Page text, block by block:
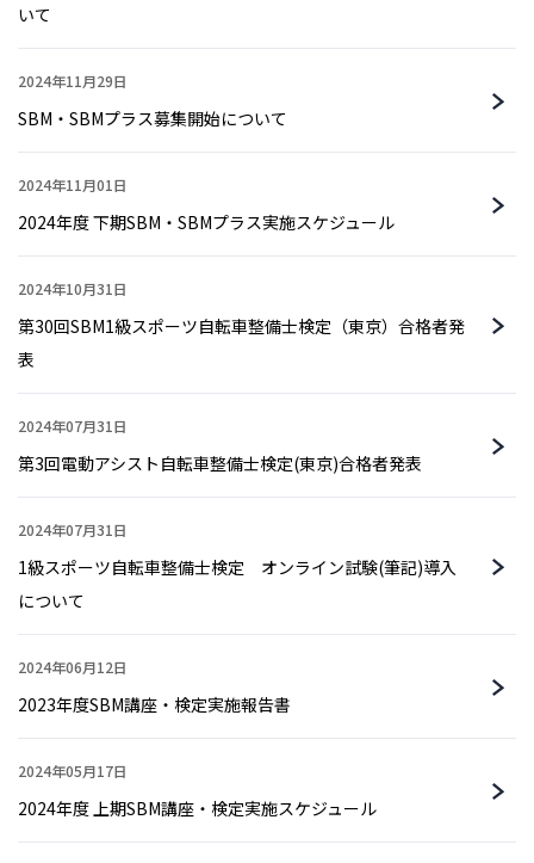
いて
2024年11月29日
SBM・SBMプラス募集開始について
2024年11月01日
2024年度 下期SBM・SBMプラス実施スケジュール
2024年10月31日
第30回SBM1級スポーツ自転車整備士検定（東京）合格者発
表
2024年07月31日
第3回電動アシスト自転車整備士検定(東京)合格者発表
2024年07月31日
1級スポーツ自転車整備士検定 オンライン試験(筆記)導入
について
2024年06月12日
2023年度SBM講座・検定実施報告書
2024年05月17日
2024年度 上期SBM講座・検定実施スケジュール